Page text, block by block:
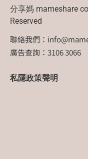
分享媽 mameshare
Reserved
聯絡我們：
廣告查詢：3106 3066
私隱政策聲明